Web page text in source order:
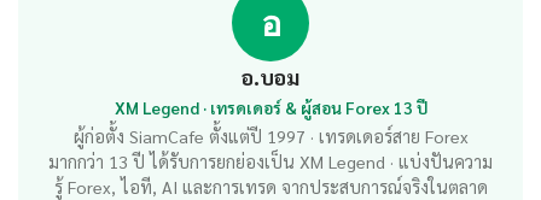
อ
อ.บอม
XM Legend · เทรดเดอร์ & ผู้สอน Forex 13 ปี
ผู้ก่อตั้ง SiamCafe ตั้งแต่ปี 1997 · เทรดเดอร์สาย Forex
มากกว่า 13 ปี ได้รับการยกย่องเป็น XM Legend · แบ่งปันความ
รู้ Forex, ไอที, AI และการเทรด จากประสบการณ์จริงในตลาด